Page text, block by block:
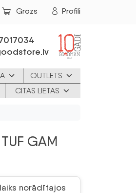
Grozs Profili
OUTLETS
CITAS LIETAS
GAM
norādītajos